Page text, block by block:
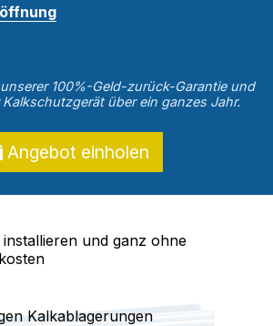
100%-Geld-zurück-Garantie und
über ein ganzes Jahr.
Angebot einholen
und ganz ohne
Kalkablagerungen